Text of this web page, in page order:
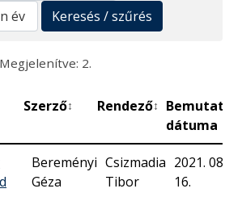
Keresés / szűrés
2.
Szerző↕ Rendező↕
Bemutató
dátuma
Bereményi
Géza
Csizmadia
Tibor
2021. 08.
16.